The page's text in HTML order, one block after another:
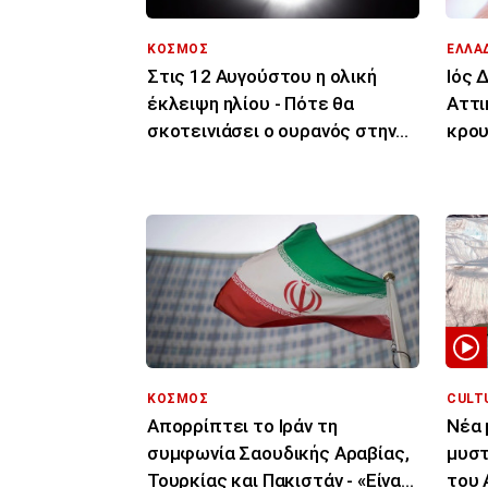
ΚΟΣΜΟΣ
Στις 12 Αυγούστου η ολική
έκλειψη ηλίου - Πότε θα
σκοτεινιάσει ο ουρανός στην
Ιός
ΚΟΣΜΟΣ
Απορρίπτει το Ιράν τη
συμφωνία Σαουδικής Αραβίας,
Τουρκίας και Πακιστάν - «Είναι
Νέα
του